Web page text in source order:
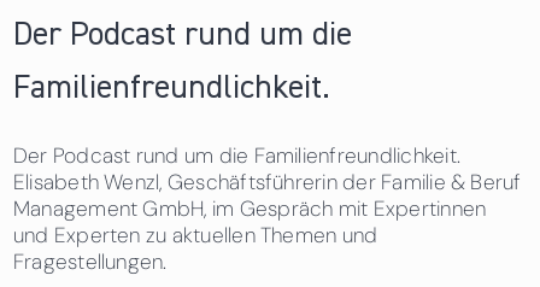
Der Podcast rund um die
Familienfreundlichkeit.
Der Podcast rund um die Familienfreundlichkeit.
Elisabeth Wenzl, Geschäftsführerin der Familie & Beruf
Management GmbH, im Gespräch mit Expertinnen
und Experten zu aktuellen Themen und
Fragestellungen.